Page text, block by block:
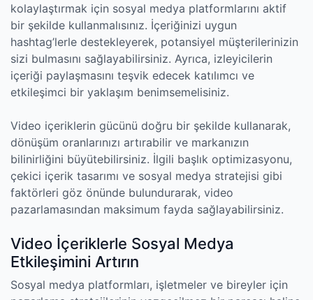
kolaylaştırmak için sosyal medya platformlarını aktif
bir şekilde kullanmalısınız. İçeriğinizi uygun
hashtag’lerle destekleyerek, potansiyel müşterilerinizin
sizi bulmasını sağlayabilirsiniz. Ayrıca, izleyicilerin
içeriği paylaşmasını teşvik edecek katılımcı ve
etkileşimci bir yaklaşım benimsemelisiniz.
Video içeriklerin gücünü doğru bir şekilde kullanarak,
dönüşüm oranlarınızı artırabilir ve markanızın
bilinirliğini büyütebilirsiniz. İlgili başlık optimizasyonu,
çekici içerik tasarımı ve sosyal medya stratejisi gibi
faktörleri göz önünde bulundurarak, video
pazarlamasından maksimum fayda sağlayabilirsiniz.
Video İçeriklerle Sosyal Medya
Etkileşimini Artırın
Sosyal medya platformları, işletmeler ve bireyler için